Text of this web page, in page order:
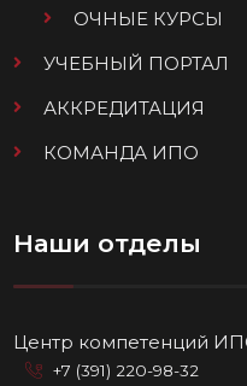
ОЧНЫЕ КУРСЫ
УЧЕБНЫЙ ПОРТАЛ
АККРЕДИТАЦИЯ
КОМАНДА ИПО
Наши отделы
Центр компетенций
+7 (391) 220-98-32